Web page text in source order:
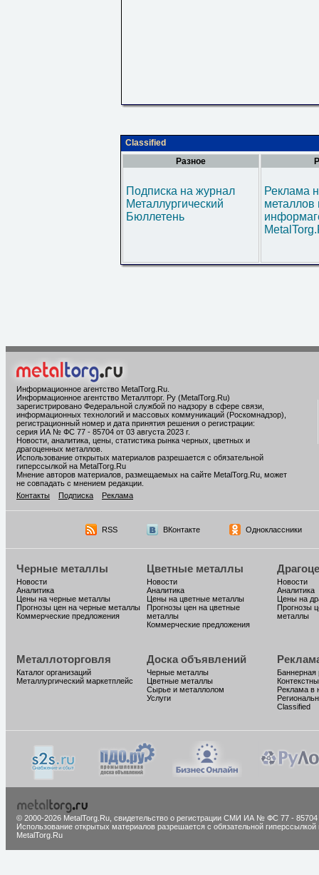
Classified
Разное
Подписка на журнал
Металлургический
Бюллетень
Реклама
металлов
Информационное агентство MetalTorg.Ru
Информационное агентство Металлторг. Ру (MetalTorg.Ru)
зарегистрировано Федеральной службой по надзору в сфере связи,
информационных технологий и массовых коммуникаций (Роскомнадзор),
регистрационный номер и дата принятия решения о регистрации:
серия ИА № ФС 77 - 85704 от 03 августа 2023 г.
Новости, аналитика, цены, статистика рынка черных, цветных и
драгоценных металлов.
Использование открытых материалов разрешается с обязательной
гиперссылкой на MetalTorg.Ru
Мнение авторов материалов, размещаемых на сайте MetalTorg.Ru, может
не совпадать с мнением редакции.
Контакты
Подписка Реклама
RSS ВКонтакте Одноклассники
Черные металлы
Новости
Аналитика
Цены на черные металлы
Прогнозы цен на черные металлы
Коммерческие предложения
Цветные металлы
Новости
Аналитика
Цены на цветные металлы
Прогнозы цен на цветные
металлы
Коммерческие предложения
Новости
Аналитика
Цены на
Прогнозы
металлы
Металлоторговля
Каталог организаций
Металлургический маркетплейс
Доска объявлений
Черные металлы
Цветные металлы
Сырье и металлолом
Услуги
Баннерная
Реклама в
Classified
© 2000-2026 MetalTorg.Ru, cвидетельство о регистрации СМИ ИА № ФС 77 - 85704
Использование открытых материалов разрешается с обязательной гиперссылкой
MetalTorg.Ru